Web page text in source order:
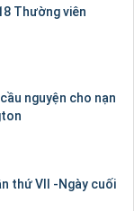
Thường viên
nguyện cho nạn
thứ VII -Ngày cuối